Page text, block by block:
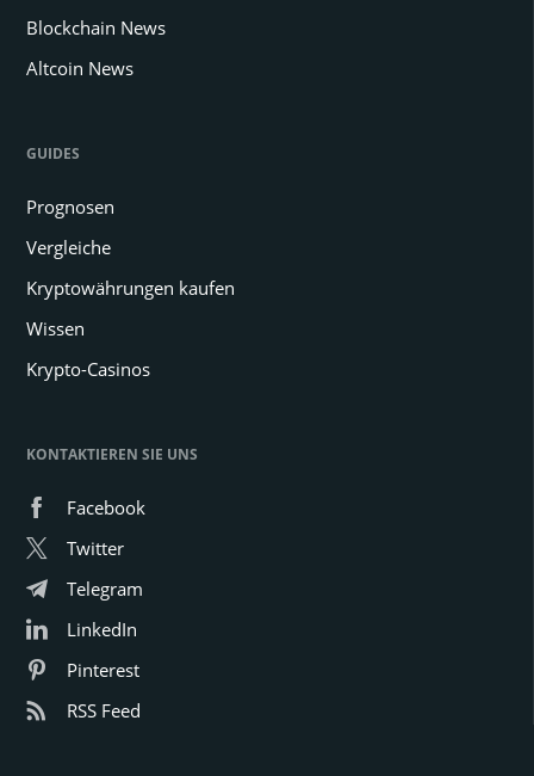
Blockchain News
Altcoin News
GUIDES
Prognosen
Vergleiche
Kryptowährungen kaufen
Wissen
Krypto-Casinos
KONTAKTIEREN SIE UNS
Facebook
Twitter
Telegram
LinkedIn
Pinterest
RSS Feed